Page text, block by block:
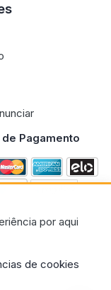
por aqui
de cookies
de Pagamento
ELETRONICO